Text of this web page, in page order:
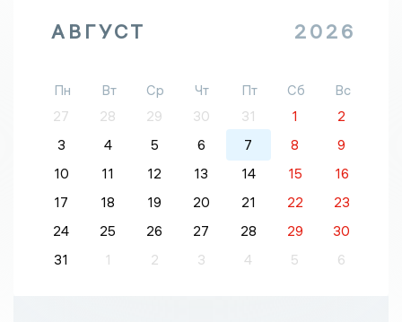
АВГУСТ 2026
Пн Вт Ср Чт Пт Сб
Вс
27
28 29 30 31 1
2
3
4 5 6 7 8
9
10
11 12 13 14 15
16
17
18 19 20 21 22
23
24
25 26 27 28 29
30
31
1 2 3 4 5 6